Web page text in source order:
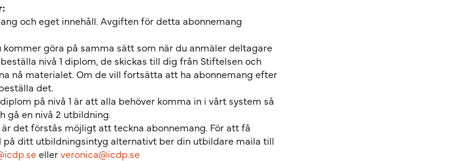
och eget innehåll. Avgiften för detta abonnemang
göra på samma sätt som när du anmäler deltagare
nivå 1 diplom, de skickas till dig från Stiftelsen och
nå materialet. Om de vill fortsätta att ha abonnemang efter
det.
på nivå 1 är att alla behöver komma in i vårt system så
gå en nivå 2 utbildning.
det förstås möjligt att teckna abonnemang. För att få
ditt utbildningsintyg alternativt ber din utbildare maila till
ellerveronica@icdp.se